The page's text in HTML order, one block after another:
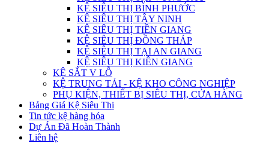
KỆ SIÊU THỊ BÌNH PHƯỚC
KỆ SIÊU THỊ TÂY NINH
KỆ SIÊU THỊ TIỀN GIANG
KỆ SIÊU THỊ ĐỒNG THÁP
KỆ SIÊU THỊ TẠI AN GIANG
KỆ SIÊU THỊ KIÊN GIANG
KỆ SẮT V LỖ
KỆ TRUNG TẢI - KỆ KHO CÔNG NGHIỆP
PHỤ KIỆN, THIẾT BỊ SIÊU THỊ, CỬA HÀNG
Bảng Giá Kệ Siêu Thị
Tin tức kệ hàng hóa
Dự Án Đã Hoàn Thành
Liên hệ